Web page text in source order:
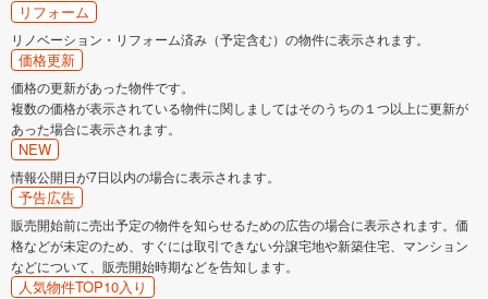
リフォーム
リノベーション・リフォーム済み（予定含む）の物件に表示されます。
価格更新
価格の更新があった物件です。
複数の価格が表示されている物件に関しましてはそのうちの１つ以上に更新が
あった場合に表示されます。
NEW
情報公開日が7日以内の場合に表示されます。
予告広告
販売開始前に売出予定の物件を知らせるための広告の場合に表示されます。価
格などが未定のため、すぐには取引できない分譲宅地や新築住宅、マンション
などについて、販売開始時期などを告知します。
人気物件TOP10入り